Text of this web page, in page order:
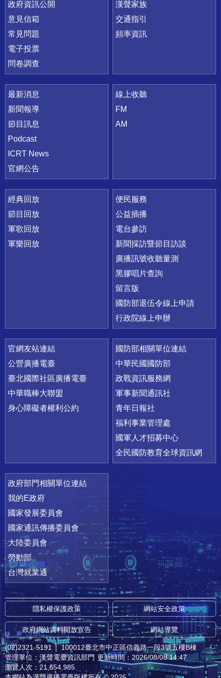
政府資訊公開
意見信箱
常見問題
電子投票
問卷調查
漢聲家族
交通指引
頻率資訊
最新消息
新聞報導
節目訊息
Podcast
ICRT News
官網公告
線上收聽
FM
AM
經典回放
節目回放
軍歌回放
軍樂回放
便民服務
公益插播
電台參訪
新聞採訪暨節目訪談
廣播訊號收聽量測
黑膠唱片查詢
留言版
國防部退伍令線上申請
行政院線上申辦
官網友站連結
公營廣播電臺
臺北國際社區廣播電臺
中華職棒大聯盟
身心障礙者權利公約
國防部相關單位連結
中華民國國防部
政戰資訊服務網
軍事新聞通訊社
青年日報社
福利事業管理處
國軍人才招募中心
全民國防教育全球資訊網
政府部門相關單位連結
我的E政府
國家發展委員會
國家通訊傳播委員會
大陸委員會
勞動部
台灣就業通
隱私權保護政策 網站安全政策
政府網站資料開放宣告 網站導覽
(02)2321-5191 │ 100012臺北市中正區信義路一段3號五樓B棟
管理單位：漢聲電臺資訊部門 更新時間：2026/08/08 14:47
瀏覽人次：21,654,985